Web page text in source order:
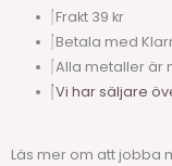
Frakt 39 kr
Betala med
Alla metaller är
Vi har säljare
Läs mer om att jobba